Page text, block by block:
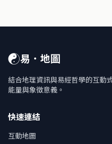
☯易．地圖
結合地理資訊與易經哲學的互動
能量與象徵意義。
快速連結
互動地圖